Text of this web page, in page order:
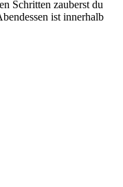
Schritten zauberst du
ist innerhalb